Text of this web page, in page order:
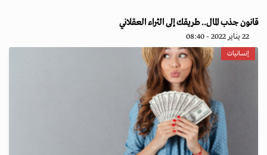
قانون جذب المال.. طريقك إلى الثراء العقلاني
22 يناير 2022 - 08:40
إنسانيات